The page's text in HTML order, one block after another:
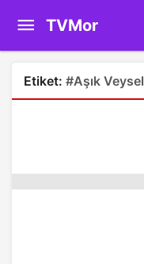
TVMor
Etiket: #Aşık Veysel